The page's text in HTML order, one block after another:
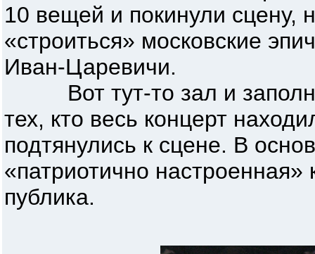
10 вещей и покинули сцену,
«строиться» московские
Иван-Царевичи.
Вот тут-то зал и
тех, кто весь концерт
подтянулись к сцене. В
«патриотично настроенная»
публика.